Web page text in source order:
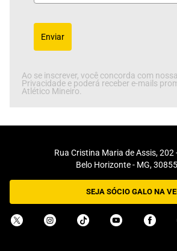
Enviar
Ao se inscrever, você concorda com
Privacidade e poderá receber e-mails
Atlético Mineiro.
Rua Cristina Maria de Assis, 202
Belo Horizonte - MG,
SEJA SÓCIO GALO NA